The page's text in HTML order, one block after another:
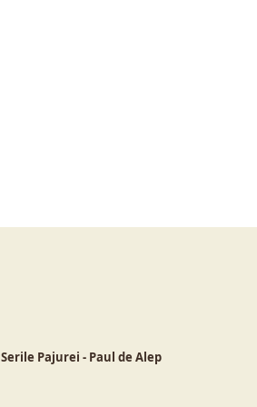
Serile Pajurei - Paul de Alep